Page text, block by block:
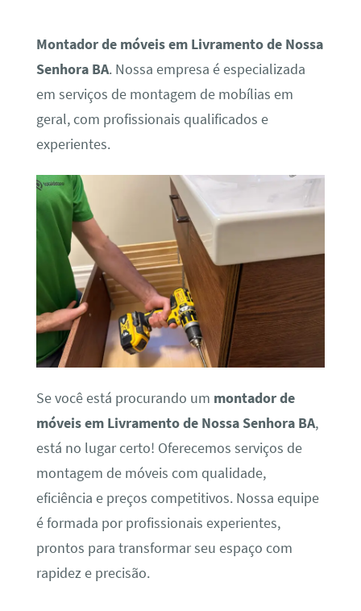
Montador de móveis em Livramento de Nossa
Senhora BA. Nossa empresa é especializada
em serviços de montagem de mobílias em
geral, com profissionais qualificados e
experientes.
Se você está procurando um montador de
móveis em Livramento de Nossa Senhora BA,
está no lugar certo! Oferecemos serviços de
montagem de móveis com qualidade,
eficiência e preços competitivos. Nossa equipe
é formada por profissionais experientes,
prontos para transformar seu espaço com
rapidez e precisão.